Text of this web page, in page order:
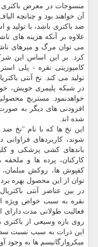
منسوجات در معرض باكتری
آن خواهند بود و چنانچه
ضد باكتری باشد، با تولید
علاوه بر آنكه هزینه های
می توان مرگ و میرهای
كرد. بر این اساس این
كامپوزیتی نقره - پلی
تولید می كند. نخ آنتی
در شبكه پلیمری خویش،
خواهدنمود. مستربچ
افزودنی های دیگر به صورت
شده اند.
این نخ ها كه با نام "نخ
شوند، كاربردهای فراوانی
باندهای كشی پزشكی و
كاركنان، پرده ها و
كفپوش ها، روكش مبلمان،
توان از این محصول بهره برد.
در بین عناصر آنتی
نقره به سبب خواص ویژه
فعالیت طولانی مدت دارای
روی بازه وسیعی از باكتری
این ذرات به سبب نسبت
میكروارگانیسم ها به وجود